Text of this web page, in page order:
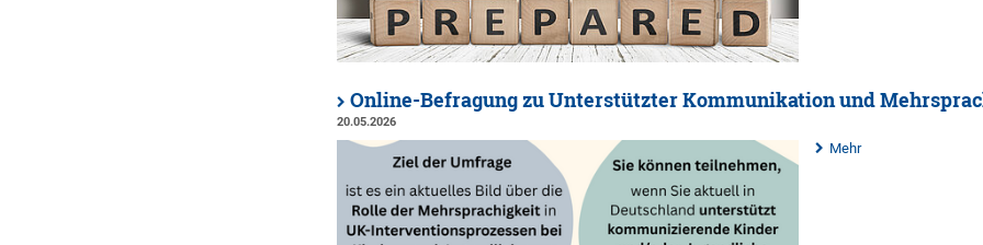
Online-Befragung zu Unterstützter Kommunikation und
20.05.2026
Mehr